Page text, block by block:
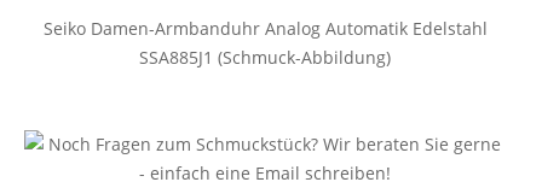
Seiko Damen-Armbanduhr Analog Automatik Edelstahl
SSA885J1 (Schmuck-Abbildung)